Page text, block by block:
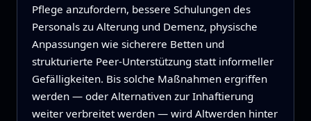
Pflege anzufordern, bessere Schulungen des
Personals zu Alterung und Demenz, physische
Anpassungen wie sicherere Betten und
strukturierte Peer‑Unterstützung statt informeller
Gefälligkeiten. Bis solche Maßnahmen ergriffen
werden — oder Alternativen zur Inhaftierung
weiter verbreitet werden — wird Altwerden hinter